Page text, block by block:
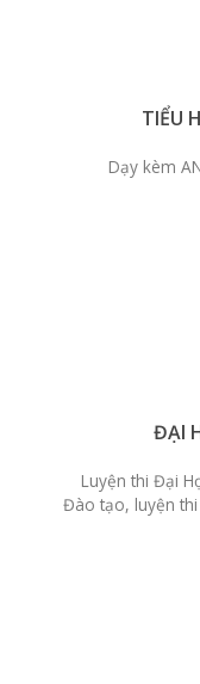
TIỂU
Dạy kèm
ĐẠI
Luyện thi Đại
Đào tạo, luyện thi